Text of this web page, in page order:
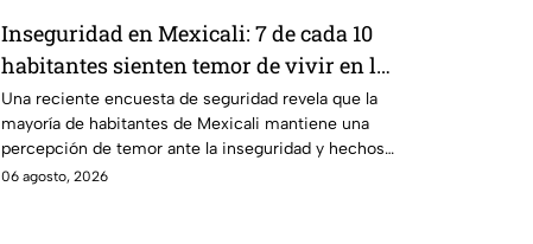
Inseguridad en Mexicali: 7 de cada 10
habitantes sienten temor de vivir en la
capital cachanilla
Una reciente encuesta de seguridad revela que la
mayoría de habitantes de Mexicali mantiene una
percepción de temor ante la inseguridad y hechos
delictivos.
06 agosto, 2026